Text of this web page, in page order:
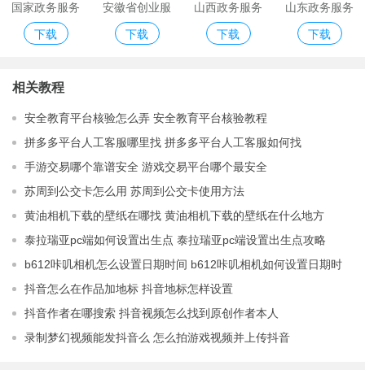
国家政务服务
平台app
下载
安徽省创业服
务平台
下载
山西政务服务
平台
下载
山东政务服务
平台app
下载
相关教程
安全教育平台核验怎么弄 安全教育平台核验教程
拼多多平台人工客服哪里找 拼多多平台人工客服如何找
手游交易哪个靠谱安全 游戏交易平台哪个最安全
苏周到公交卡怎么用 苏周到公交卡使用方法
黄油相机下载的壁纸在哪找 黄油相机下载的壁纸在什么地方
泰拉瑞亚pc端如何设置出生点 泰拉瑞亚pc端设置出生点攻略
b612咔叽相机怎么设置日期时间 b612咔叽相机如何设置日期时
间
抖音怎么在作品加地标 抖音地标怎样设置
抖音作者在哪搜索 抖音视频怎么找到原创作者本人
录制梦幻视频能发抖音么 怎么拍游戏视频并上传抖音